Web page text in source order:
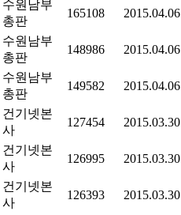
수원남부
총판
165108 2015.04.06
수원남부
총판
148986 2015.04.06
수원남부
총판
149582 2015.04.06
건기넷본
사
127454 2015.03.30
건기넷본
사
126995 2015.03.30
건기넷본
사
126393 2015.03.30